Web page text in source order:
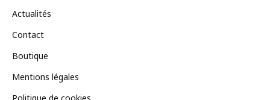
Actualités
Contact
Boutique
Mentions légales